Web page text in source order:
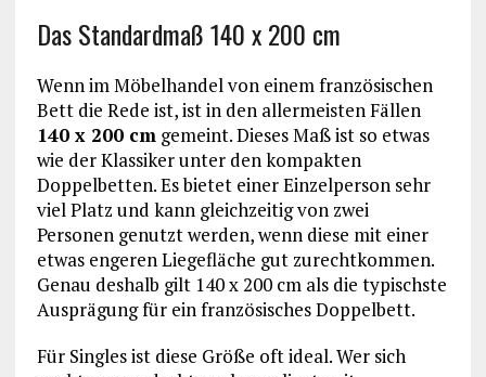
Das Standardmaß 140 x 200 cm
Wenn im Möbelhandel von einem französischen
Bett die Rede ist, ist in den allermeisten Fällen
140 x 200 cmgemeint. Dieses Maß ist so etwas
wie der Klassiker unter den kompakten
Doppelbetten. Es bietet einer Einzelperson sehr
viel Platz und kann gleichzeitig von zwei
Personen genutzt werden, wenn diese mit einer
etwas engeren Liegefläche gut zurechtkommen.
Genau deshalb gilt 140 x 200 cm als die typischste
Ausprägung für ein französisches Doppelbett.
Für Singles ist diese Größe oft ideal. Wer sich